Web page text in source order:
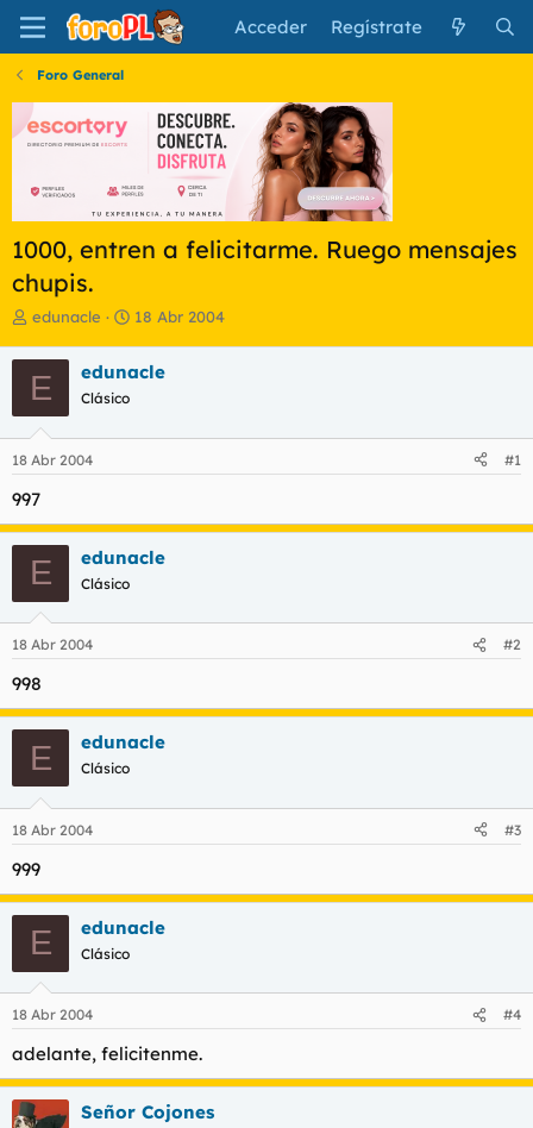
Acceder Regístrate
Foro General
1000, entren a felicitarme. Ruego mensajes
chupis.
I
i
c
i
a
d
o
d
e
l
t
m
a
edunacle
F
h
e
c
i
18 Abr 2004
E edunacle
Clásico
18 Abr 2004 #1
997
E edunacle
Clásico
18 Abr 2004 #2
998
E edunacle
Clásico
18 Abr 2004 #3
999
E edunacle
Clásico
18 Abr 2004 #4
adelante, felicitenme.
Señor Cojones